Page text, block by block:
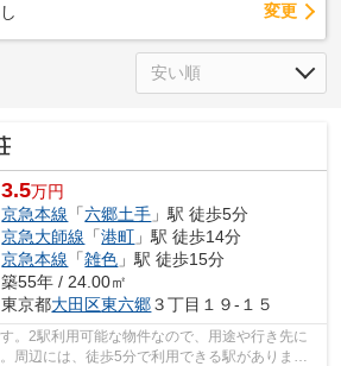
変更
3.5万円
京急本線 「六郷土手 」駅 徒歩5分
京急大師線 「港町 」駅 徒歩14分
京急本線 「雑色 」駅 徒歩15分
築55年 / 24.00㎡
東京都大田区東六郷３丁目１９-１５
。2駅利用可能な物件なので、用途や行き先に
周辺には、徒歩5分で利用できる駅がありま